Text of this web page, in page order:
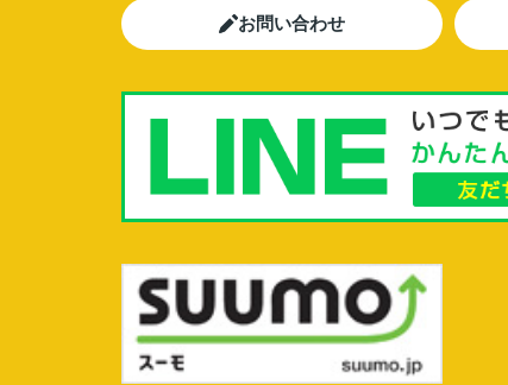
お問い合わせ